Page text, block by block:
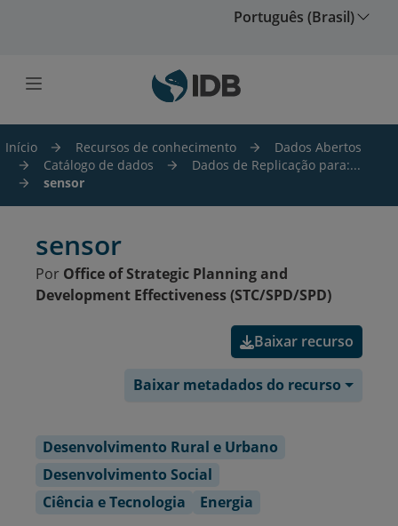
Português (Brasil)
Início Recursos de conhecimento
Dados Abertos
Catálogo de dados
Dados de Replicação para:...
sensor
sensor
Por Office of Strategic Planning and
Development Effectiveness (STC/SPD/SPD)
Baixar recurso
Baixar metadados do recurso
Desenvolvimento Rural e Urbano
Desenvolvimento Social
Ciência e Tecnologia
Energia